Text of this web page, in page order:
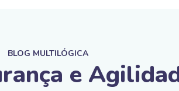
BLOG MULTILÓGICA
e